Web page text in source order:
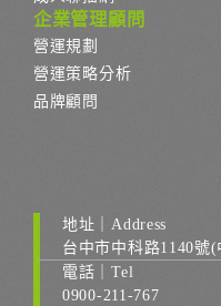
企業管理顧問
營運規劃
營運策略分析
品牌顧問
地址｜Address
台中市中科路1140號
電話｜Tel
0900-211-767